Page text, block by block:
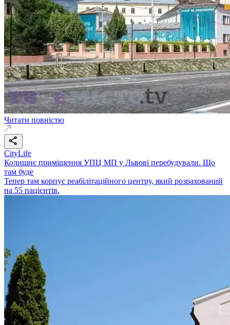
Читати повністю
CityLife
Колишнє приміщення УПЦ МП у Львові перебудували. Що
там буде
Тепер там корпус реабілітаційного центру, який розрахований
на 55 пацієнтів.